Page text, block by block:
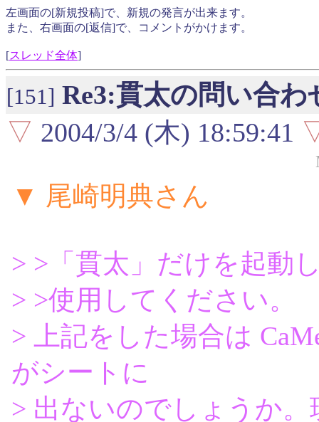
左画面の[新規投稿]で、新規の発言が出来ます。
また、右画面の[返信]で、コメントがかけます。
[スレッド全体]
[151] Re3:貫太の問い合わ
▽ 2004/3/4 (木) 18:59:41
▼ 尾崎明典さん
> >「貫太」だけを起動
> >使用してください。
> 上記をした場合は
がシートに
> 出ないのでしょうか